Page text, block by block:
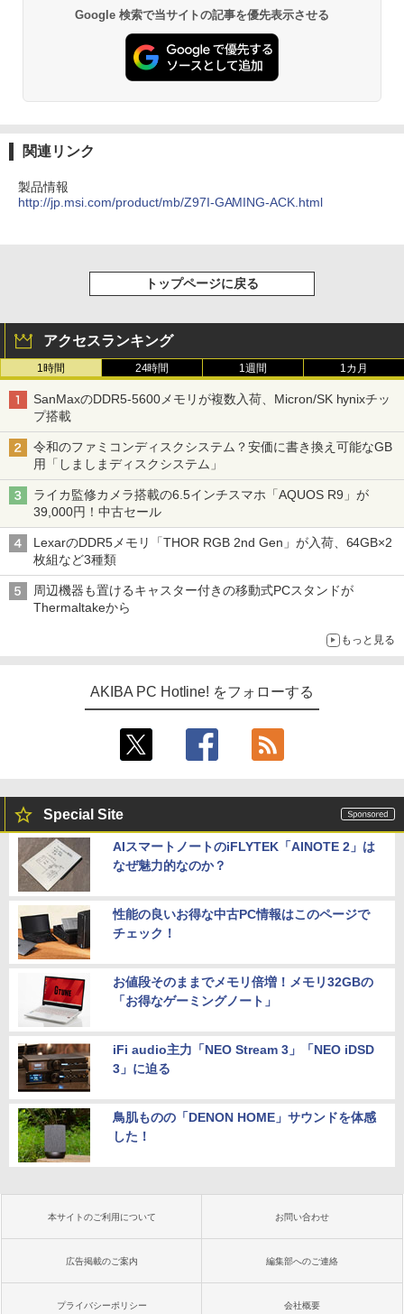
Google 検索で当サイトの記事を優先表示させる
関連リンク
製品情報
http://jp.msi.com/product/mb/Z97I-GAMING-ACK.html
トップページに戻る
アクセスランキング
1時間 24時間 1週間 1カ月
SanMaxのDDR5-5600メモリが複数入荷、Micron/SK hynixチッ
プ搭載
令和のファミコンディスクシステム？安価に書き換え可能なGB
用「しましまディスクシステム」
ライカ監修カメラ搭載の6.5インチスマホ「AQUOS R9」が
39,000円！中古セール
LexarのDDR5メモリ「THOR RGB 2nd Gen」が入荷、64GB×2
枚組など3種類
周辺機器も置けるキャスター付きの移動式PCスタンドが
Thermaltakeから
もっと見る
AKIBA PC Hotline! をフォローする
Special Site
AIスマートノートのiFLYTEK「AINOTE 2」は
なぜ魅力的なのか？
性能の良いお得な中古PC情報はこのページで
チェック！
お値段そのままでメモリ倍増！メモリ32GBの
「お得なゲーミングノート」
iFi audio主力「NEO Stream 3」「NEO iDSD
3」に迫る
鳥肌ものの「DENON HOME」サウンドを体感
した！
本サイトのご利用について お問い合わせ
広告掲載のご案内 編集部へのご連絡
プライバシーポリシー 会社概要